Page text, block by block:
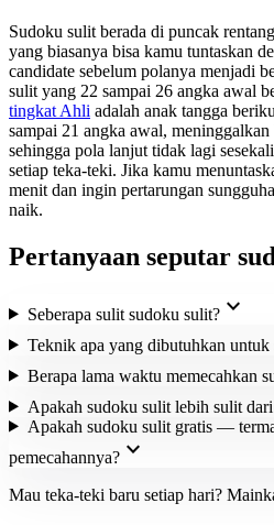
Sudoku sulit berada di puncak
yang biasanya bisa kamu tuntaskan
candidate sebelum polanya menjadi
sulit yang 22 sampai 26 angka awal
tingkat Ahli adalah anak tangga
sampai 21 angka awal,
sehingga pola lanjut tidak lagi
setiap teka-teki. Jika kamu
menit dan ingin pertarungan
naik.
Pertanyaan seputar
Seberapa sulit sudoku sulit?expand_more
Teknik apa yang dibutuhkan untuk
Berapa lama waktu memecahkan
Apakah sudoku sulit lebih sulit
Apakah sudoku sulit gratis —
pemecahannya? expand_more
Mau teka-teki baru setiap hari?